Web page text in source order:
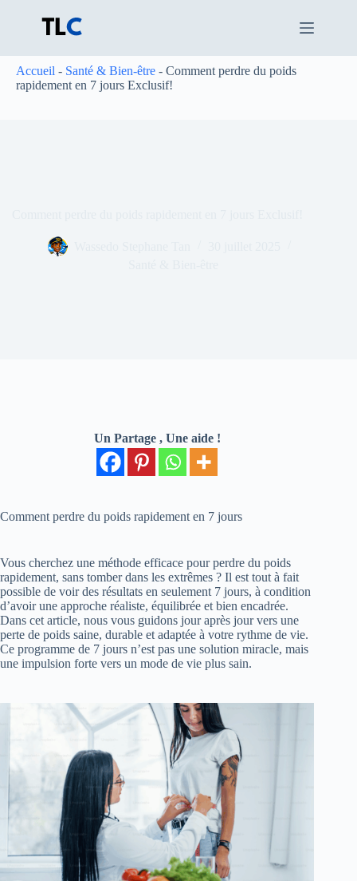
Accueil - Santé & Bien-être - Comment perdre du poids
rapidement en 7 jours Exclusif!
Un Partage , Une aide !
Comment perdre du poids rapidement en 7 jours
Vous cherchez une méthode efficace pour perdre du poids
rapidement, sans tomber dans les extrêmes ? Il est tout à fait
possible de voir des résultats en seulement 7 jours, à condition
d’avoir une approche réaliste, équilibrée et bien encadrée.
Dans cet article, nous vous guidons jour après jour vers une
perte de poids saine, durable et adaptée à votre rythme de vie.
Ce programme de 7 jours n’est pas une solution miracle, mais
une impulsion forte vers un mode de vie plus sain.